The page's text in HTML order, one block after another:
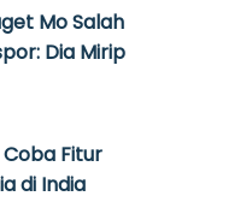
Mo Salah
Dia Mirip
Fitur
di India